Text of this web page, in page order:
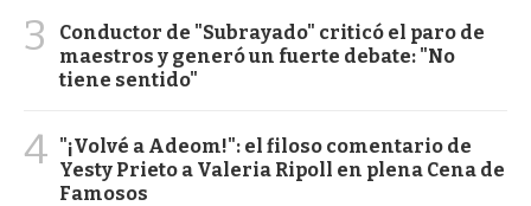
3
Conductor de "Subrayado" criticó el paro de
maestros y generó un fuerte debate: "No
tiene sentido"
4 "¡Volvé a Adeom!": el filoso comentario de
Yesty Prieto a Valeria Ripoll en plena Cena de
Famosos